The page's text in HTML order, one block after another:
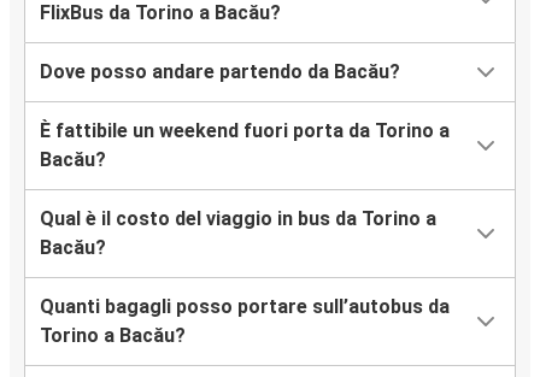
FlixBus da Torino a Bacău?
Dove posso andare partendo da Bacău?
È fattibile un weekend fuori porta da Torino a
Bacău?
Qual è il costo del viaggio in bus da Torino a
Bacău?
Quanti bagagli posso portare sull’autobus da
Torino a Bacău?